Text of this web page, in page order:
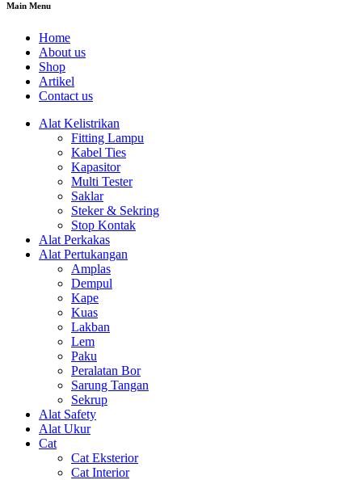
Main Menu
Home
About us
Shop
Artikel
Contact us
Alat Kelistrikan
Fitting Lampu
Kabel Ties
Kapasitor
Multi Tester
Saklar
Steker & Sekring
Stop Kontak
Alat Perkakas
Alat Pertukangan
Amplas
Dempul
Kape
Kuas
Lakban
Lem
Paku
Peralatan Bor
Sarung Tangan
Sekrup
Alat Safety
Alat Ukur
Cat
Cat Eksterior
Cat Interior